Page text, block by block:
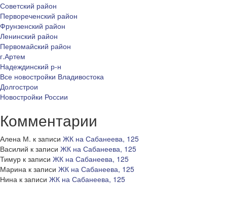
Советский район
Первореченский район
Фрунзенский район
Ленинский район
Первомайский район
г.Артем
Надеждинский р-н
Все новостройки Владивостока
Долгострои
Новостройки России
Комментарии
Алена М. к записи ЖК на Сабанеева, 125
Василий к записи ЖК на Сабанеева, 125
Тимур к записи ЖК на Сабанеева, 125
Марина к записи ЖК на Сабанеева, 125
Нина к записи ЖК на Сабанеева, 125